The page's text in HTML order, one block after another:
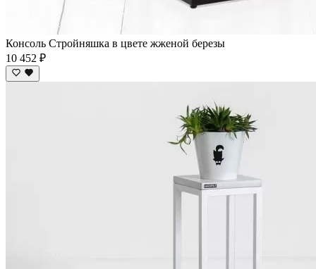
Консоль Стройняшка в цвете жженой березы
10 452 ₽